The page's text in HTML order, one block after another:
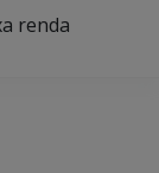
renda